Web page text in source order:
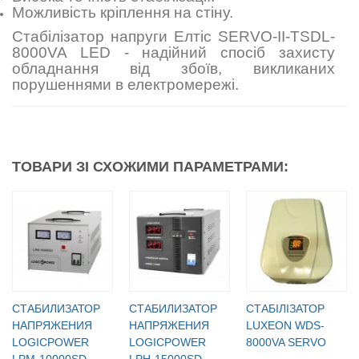
Можливість кріплення на стіну.
Стабілізатор напруги Елтіс SERVO-II-TSDL-
8000VA LED - надійний спосіб захисту
обладнання від збоїв, викликаних
порушеннями в електромережі.
ТОВАРИ ЗІ СХОЖИМИ ПАРАМЕТРАМИ:
СТАБИЛИЗАТОР
НАПРЯЖЕНИЯ
LOGICPOWER
СТАБИЛИЗАТОР
НАПРЯЖЕНИЯ
LOGICPOWER
СТАБІЛІЗАТОР
LUXEON WDS-
8000VA SERVO